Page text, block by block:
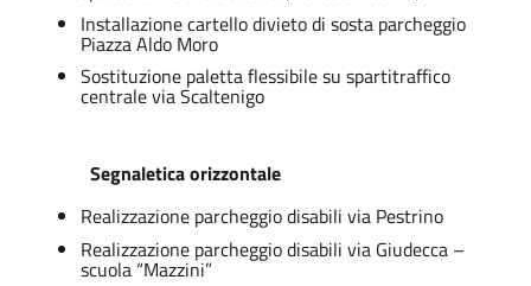
Installazione cartello divieto di sosta parcheggio
Piazza Aldo Moro
Sostituzione paletta flessibile su spartitraffico
centrale via Scaltenigo
Segnaletica orizzontale
Realizzazione parcheggio disabili via Pestrino
Realizzazione parcheggio disabili via Giudecca –
scuola “Mazzini”